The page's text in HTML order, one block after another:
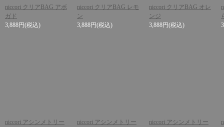
niccori クリアBAG アボ
ガド
3,888円(税込)
niccori クリアBAG レモ
ン
3,888円(税込)
niccori クリアBAG オレ
ンジ
3,888円(税込)
niccori アシンメトリー
niccori アシンメトリー
niccori アシンメトリー